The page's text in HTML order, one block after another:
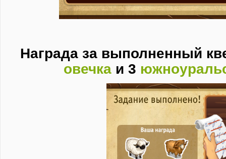
Награда за выполненный
овечкаи 3